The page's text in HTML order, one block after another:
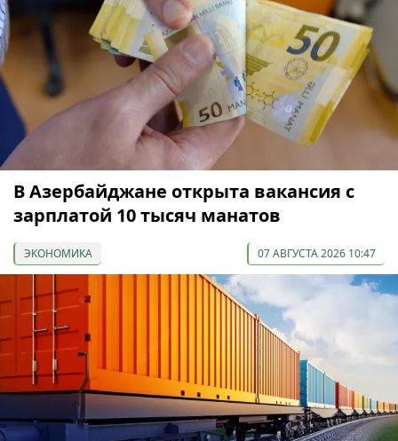
В Азербайджане открыта вакансия с
зарплатой 10 тысяч манатов
ЭКОНОМИКА 07 АВГУСТА 2026 10:47